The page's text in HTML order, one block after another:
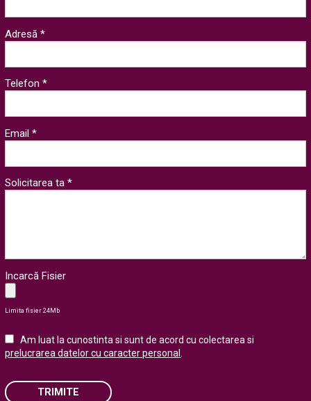
Adresă *
Telefon *
Email *
Solicitarea ta *
Incarcă Fisier
Limita fisier 24Mb
Am luat la cunostinta si sunt de acord cu colectarea si
prelucrarea datelor cu caracter personal
TRIMITE